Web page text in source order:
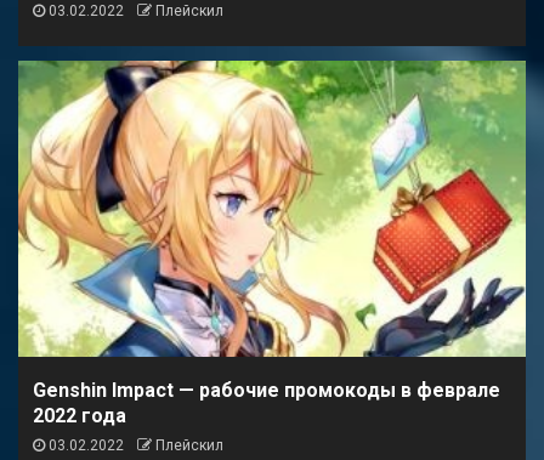
03.02.2022 Плейскил
Genshin Impact — рабочие промокоды в феврале
2022 года
03.02.2022 Плейскил